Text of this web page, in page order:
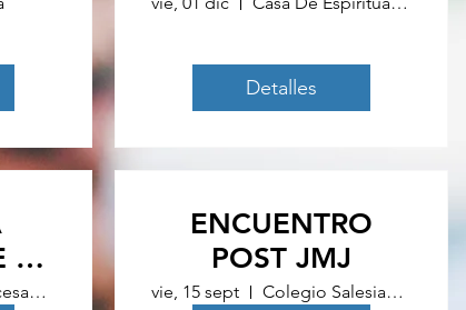
Detalles
LA
Colegio diocesano Santo Domingo Orihuela
ENCUENTRO
POST JMJ
vie, 15 sept Colegio Salesianos Alicante